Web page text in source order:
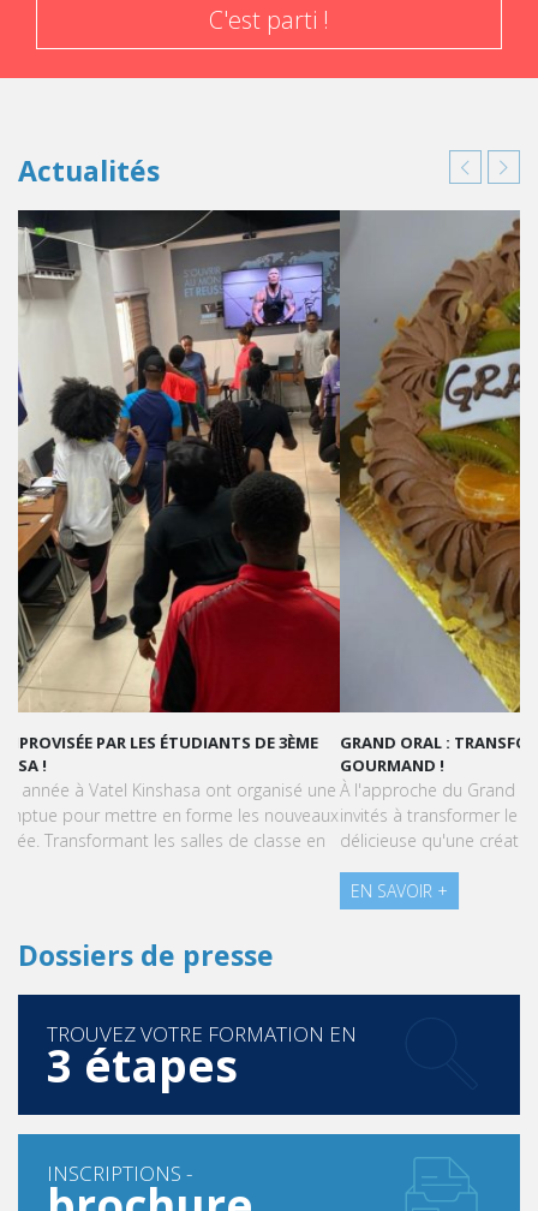
C'est parti !
Actualités
GRAND ORAL : TRANSFORMONS LE STRESS EN SUCCÈS
GOURMAND !
À l'approche du Grand Oral, les étudiants de Vatel Kinshasa sont
invités à transformer le stress en une expérience aussi
délicieuse qu'une création pâtissière.
3 étapes
brochure